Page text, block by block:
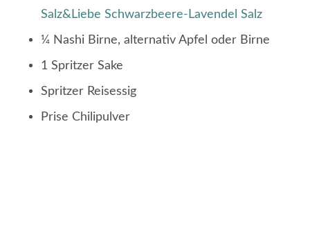
Salz&Liebe Schwarzbeere-Lavendel Salz
¼ Nashi Birne, alternativ Apfel oder Birne
1 Spritzer Sake
Spritzer Reisessig
Prise Chilipulver